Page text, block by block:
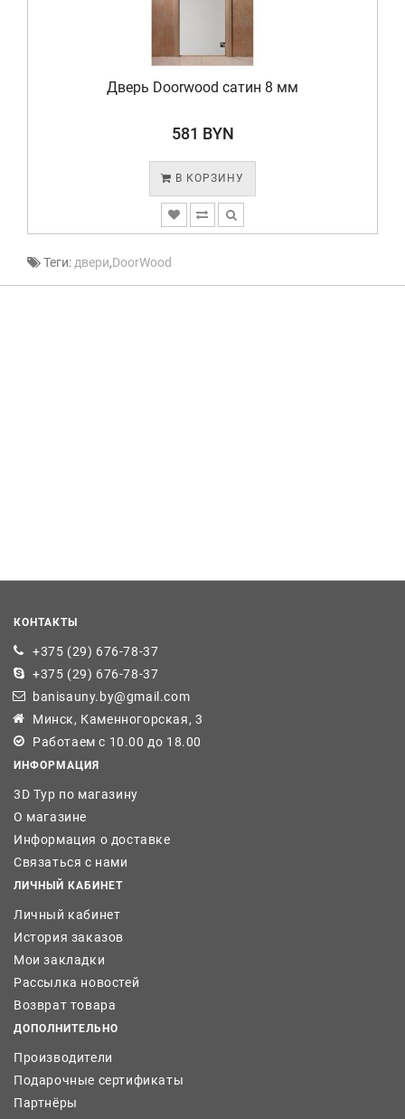
Дверь Doorwood сатин 8 мм
581 BYN
В КОРЗИНУ
Теги: двери,DoorWood
КОНТАКТЫ
+375 (29) 676-78-37
+375 (29) 676-78-37
banisauny.by@gmail.com
Минск, Каменногорская, 3
Работаем с 10.00 до 18.00
ИНФОРМАЦИЯ
3D Тур по магазину
О магазине
Информация о доставке
Связаться с нами
ЛИЧНЫЙ КАБИНЕТ
Личный кабинет
История заказов
Мои закладки
Рассылка новостей
Возврат товара
ДОПОЛНИТЕЛЬНО
Производители
Подарочные сертификаты
Партнёры